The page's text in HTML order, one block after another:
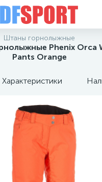
Штаны горнолыжные
Phenix Orca
Pants Orange
Характеристики